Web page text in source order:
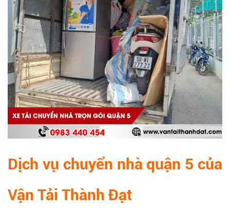
Dịch vụ chuyển nhà quận 5 của
Vận Tải Thành Đạt